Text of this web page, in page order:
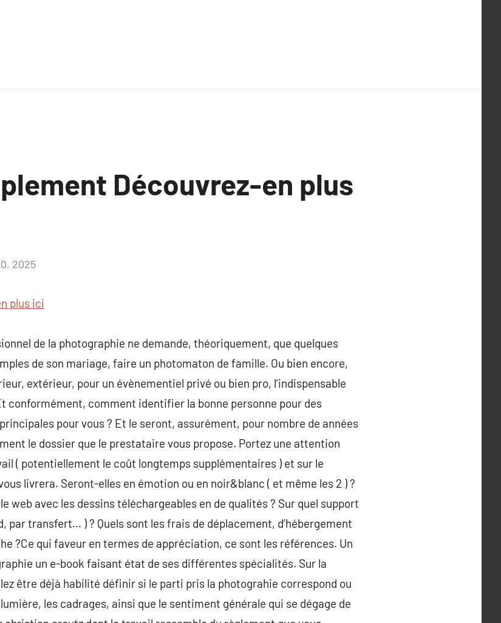
Découvrez-en plus
2025
plus ici
de la photographie ne demande, théoriquement, que quelques
de son mariage, faire un photomaton de famille. Ou bien encore,
extérieur, pour un évènementiel privé ou bien pro, l’indispensable
conformément, comment identifier la bonne personne pour des
pour vous ? Et le seront, assurément, pour nombre de années
le dossier que le prestataire vous propose. Portez une attention
( potentiellement le coût longtemps supplémentaires ) et sur le
livrera. Seront-elles en émotion ou en noir&blanc ( et même les 2 ) ?
web avec les dessins téléchargeables en de qualités ? Sur quel support
par transfert… ) ? Quels sont les frais de déplacement, d’hébergement
?Ce qui faveur en termes de appréciation, ce sont les références. Un
un e-book faisant état de ses différentes spécialités. Sur la
être déjà habilité définir si le parti pris la photograhie correspond ou
les cadrages, ainsi que le sentiment générale qui se dégage de